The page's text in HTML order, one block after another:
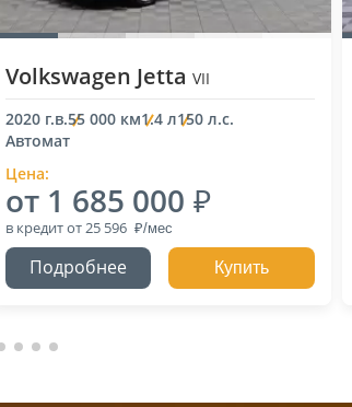
Volkswagen Jetta VII
2020 г.в.55 000 км1.4 л150 л.с.
Автомат
Цена:
от 1 685 000
в кредитот 25 596
Подробнее Купить